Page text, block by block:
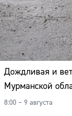
Дождливая и
Мурманской
8:00 – 9 августа